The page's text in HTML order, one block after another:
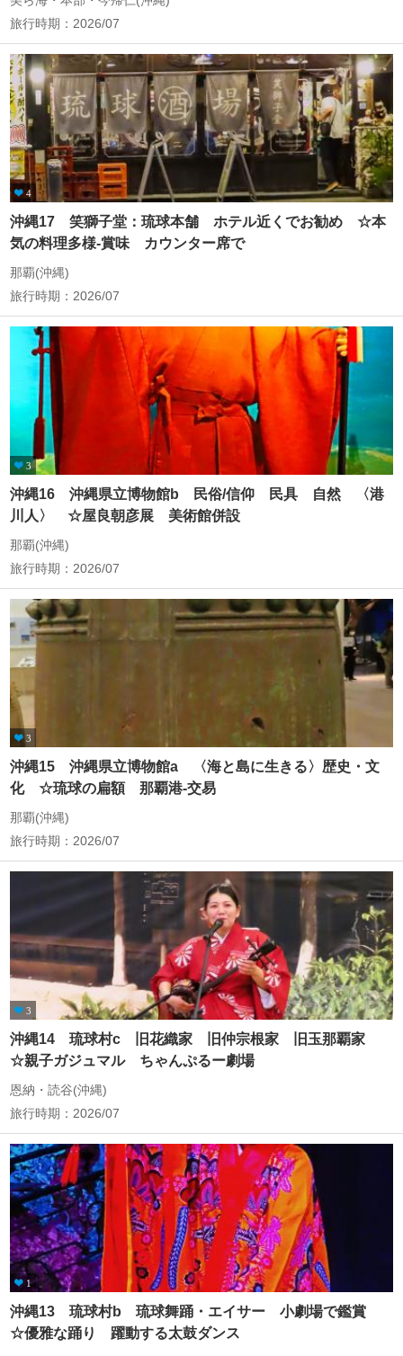
旅行時期：2026/07
4
沖縄17 笑獅子堂：琉球本舗 ホテル近くでお勧め ☆本
気の料理多様‐賞味 カウンター席で
那覇(沖縄)
旅行時期：2026/07
3
沖縄16 沖縄県立博物館b 民俗/信仰 民具 自然 〈港
川人〉 ☆屋良朝彦展 美術館併設
那覇(沖縄)
旅行時期：2026/07
3
沖縄15 沖縄県立博物館a 〈海と島に生きる〉歴史・文
化 ☆琉球の扁額 那覇港-交易
那覇(沖縄)
旅行時期：2026/07
3
沖縄14 琉球村c 旧花織家 旧仲宗根家 旧玉那覇家
☆親子ガジュマル ちゃんぷるー劇場
恩納・読谷(沖縄)
旅行時期：2026/07
1
沖縄13 琉球村b 琉球舞踊・エイサー 小劇場で鑑賞
☆優雅な踊り 躍動する太鼓ダンス